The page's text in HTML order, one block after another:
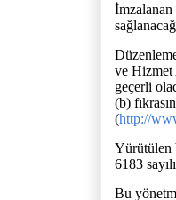
İmzalanan
ve Hizmet
geçerli
(b)
(http://
Yürütülen
6183
Bu